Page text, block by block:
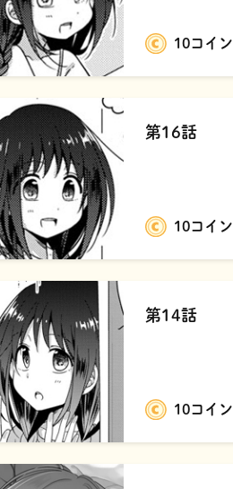
10コイン
第16話
10コイン
第14話
10コイン